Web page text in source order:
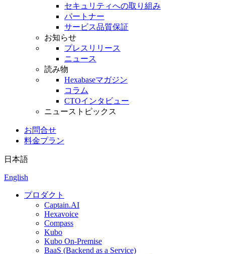
セキュリティへの取り組み
パートナー
サービス品質保証
お知らせ
プレスリリース
ニュース
読み物
Hexabaseマガジン
コラム
CTOインタビュー
ニューストピックス
お問合せ
料金プラン
日本語
English
プロダクト
Captain.AI
Hexavoice
Compass
Kubo
Kubo On-Premise
BaaS (Backend as a Service)